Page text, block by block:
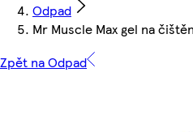
Odpad
Mr Muscle Max gel na
Zpět na Odpad